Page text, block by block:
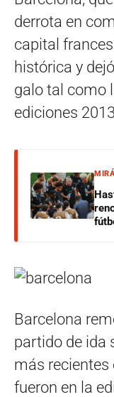
derrota en
capital
histórica y
galo tal como
ediciones
Barcelona
partido de ida
más recientes
fueron en la